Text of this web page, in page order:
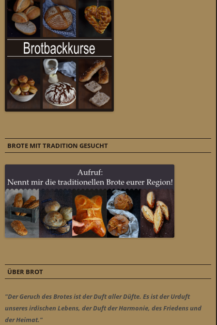
BROTE MIT TRADITION GESUCHT
ÜBER BROT
"Der Geruch des Brotes ist der Duft aller Düfte. Es ist der Urduft
unseres irdischen Lebens, der Duft der Harmonie, des Friedens und
der Heimat."